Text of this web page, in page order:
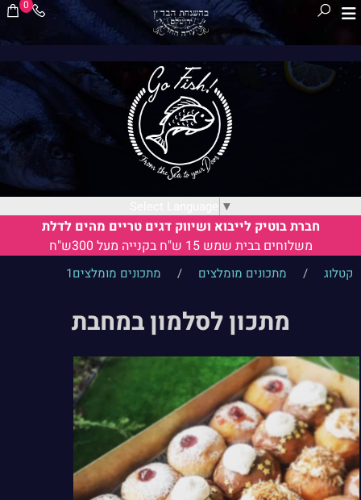
▼
0
חברת בוטיק לייבוא ושיווק דגים טריים מהים לדלת
משלוחים בבית שמש 15 ש"ח בקנייה מעל 300ש"ח
קטלוג / מתכונים מומלצים / מתכונים מומלצים1
מתכון לסלמון במחבת